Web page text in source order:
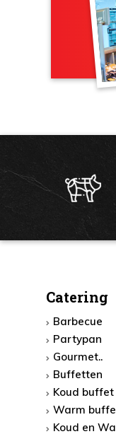
Catering
Barbecue
Partypan
Gourmet..
Buffetten
Koud buffet
Warm
Koud en